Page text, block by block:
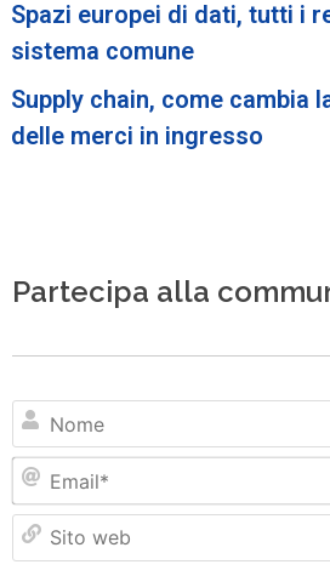
Spazi europei di dati, tutti i
sistema comune
Supply chain, come cambia
delle merci in ingresso
Partecipa alla